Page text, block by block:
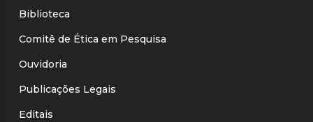
Biblioteca
Comitê de Ética em Pesquisa
Ouvidoria
Publicações Legais
Editais